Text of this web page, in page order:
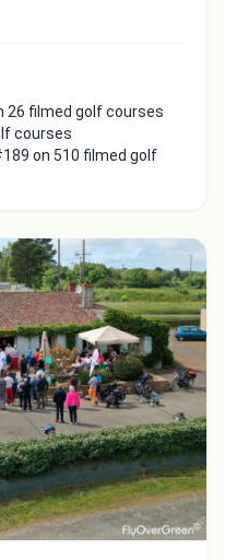
26 filmed golf courses
courses
on 510 filmed golf